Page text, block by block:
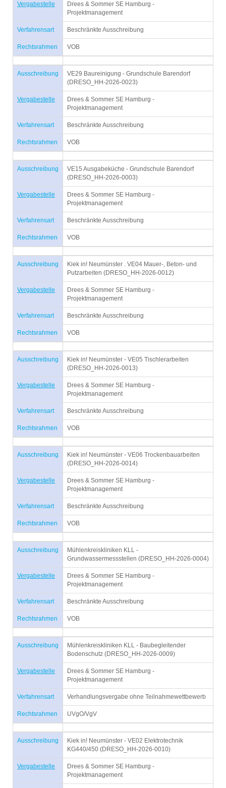
Vergabestelle
Drees & Sommer SE Hamburg -
Projektmanagement
Verfahrensart Beschränkte Ausschreibung
Rechtsrahmen VOB
Ausschreibung
VE29 Baureinigung - Grundschule Barendorf
(DRESO_HH-2026-0023)
Vergabestelle
Drees & Sommer SE Hamburg -
Projektmanagement
Verfahrensart Beschränkte Ausschreibung
Rechtsrahmen VOB
Ausschreibung
VE15 Ausgabeküche - Grundschule Barendorf
(DRESO_HH-2026-0003)
Vergabestelle
Drees & Sommer SE Hamburg -
Projektmanagement
Verfahrensart Beschränkte Ausschreibung
Rechtsrahmen VOB
Ausschreibung
Kiek in! Neumünster . VE04 Mauer-, Beton- und
Putzarbeiten (DRESO_HH-2026-0012)
Vergabestelle
Drees & Sommer SE Hamburg -
Projektmanagement
Verfahrensart Beschränkte Ausschreibung
Rechtsrahmen VOB
Ausschreibung
Kiek in! Neumünster - VE05 Tischlerarbeiten
(DRESO_HH-2026-0013)
Vergabestelle
Drees & Sommer SE Hamburg -
Projektmanagement
Verfahrensart Beschränkte Ausschreibung
Rechtsrahmen VOB
Ausschreibung
Kiek in! Neumünster - VE06 Trockenbauarbeiten
(DRESO_HH-2026-0014)
Vergabestelle
Drees & Sommer SE Hamburg -
Projektmanagement
Verfahrensart Beschränkte Ausschreibung
Rechtsrahmen VOB
Ausschreibung
Mühlenkreiskliniken KLL -
Grundwassermessstellen (DRESO_HH-2026-0004)
Vergabestelle
Drees & Sommer SE Hamburg -
Projektmanagement
Verfahrensart Beschränkte Ausschreibung
Rechtsrahmen VOB
Ausschreibung
Mühlenkreiskliniken KLL - Baubegleitender
Bodenschutz (DRESO_HH-2026-0009)
Vergabestelle
Drees & Sommer SE Hamburg -
Projektmanagement
Verfahrensart Verhandlungsvergabe ohne Teilnahmewettbewerb
Rechtsrahmen UVgO/VgV
Ausschreibung
Kiek in! Neumünster - VE02 Elektrotechnik
KG440/450 (DRESO_HH-2026-0010)
Vergabestelle
Drees & Sommer SE Hamburg -
Projektmanagement